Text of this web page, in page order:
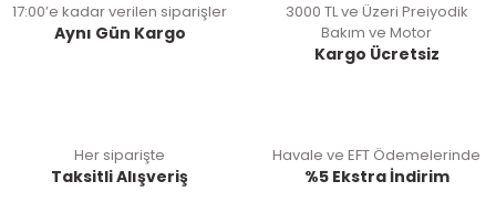
17:00’e kadar verilen siparişler
Aynı Gün Kargo
3000 TL ve Üzeri Preiyodik
Bakım ve Motor
Kargo Ücretsiz
Her siparişte
Taksitli Alışveriş
Havale ve EFT Ödemelerinde
%5 Ekstra İndirim